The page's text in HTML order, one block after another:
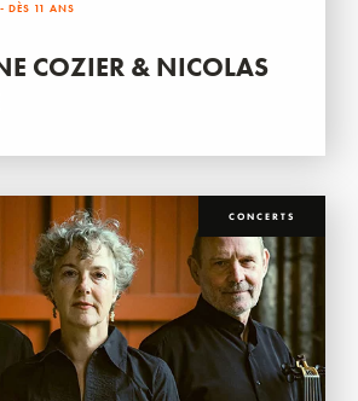
- DÈS 11 ANS
COZIER & NICOLAS
CONCERTS